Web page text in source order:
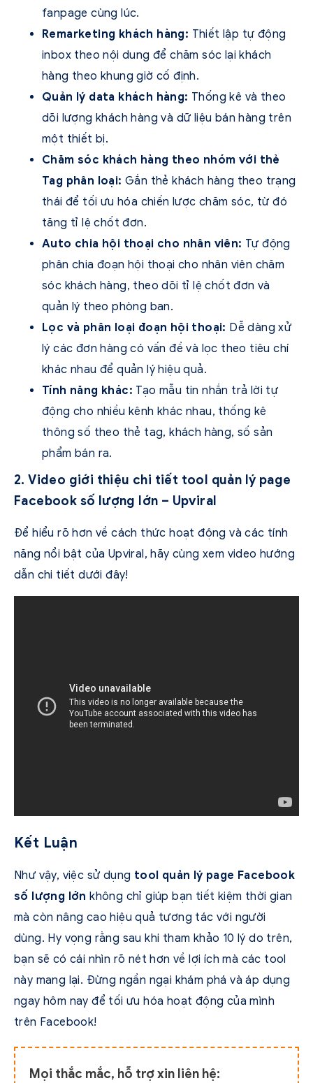
fanpage cùng lúc.
Remarketing khách hàng: Thiết lập tự động
inbox theo nội dung để chăm sóc lại khách
hàng theo khung giờ cố định.
Quản lý data khách hàng: Thống kê và theo
dõi lượng khách hàng và dữ liệu bán hàng trên
một thiết bị.
Chăm sóc khách hàng theo nhóm với thẻ
Tag phân loại: Gắn thẻ khách hàng theo trạng
thái để tối ưu hóa chiến lược chăm sóc, từ đó
tăng tỉ lệ chốt đơn.
Auto chia hội thoại cho nhân viên: Tự động
phân chia đoạn hội thoại cho nhân viên chăm
sóc khách hàng, theo dõi tỉ lệ chốt đơn và
quản lý theo phòng ban.
Lọc và phân loại đoạn hội thoại: Dễ dàng xử
lý các đơn hàng có vấn đề và lọc theo tiêu chí
khác nhau để quản lý hiệu quả.
Tính năng khác: Tạo mẫu tin nhắn trả lời tự
động cho nhiều kênh khác nhau, thống kê
thông số theo thẻ tag, khách hàng, số sản
phẩm bán ra.
2. Video giới thiệu chi tiết tool quản lý page
Facebook số lượng lớn – Upviral
Để hiểu rõ hơn về cách thức hoạt động và các tính
năng nổi bật của Upviral, hãy cùng xem video hướng
dẫn chi tiết dưới đây!
Kết Luận
Như vậy, việc sử dụng tool quản lý page Facebook
số lượng lớnkhông chỉ giúp bạn tiết kiệm thời gian
mà còn nâng cao hiệu quả tương tác với người
dùng. Hy vọng rằng sau khi tham khảo 10 lý do trên,
bạn sẽ có cái nhìn rõ nét hơn về lợi ích mà các tool
này mang lại. Đừng ngần ngại khám phá và áp dụng
ngay hôm nay để tối ưu hóa hoạt động của mình
trên Facebook!
Mọi thắc mắc, hỗ trợ xin liên hệ: